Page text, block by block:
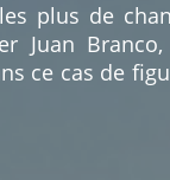
plus de
Juan
ce cas de